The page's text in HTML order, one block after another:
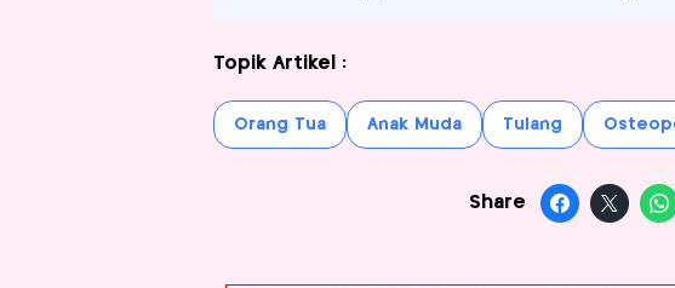
Topik Artikel :
Orang Tua Anak Muda Tulang
Share